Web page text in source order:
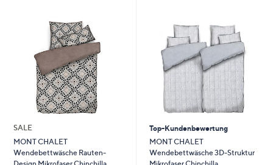
SALE
MONT CHALET
Wendebettwäsche Rauten-
Top-Kundenbewertung
MONT CHALET
Wendebettwäsche 3D-Struktur